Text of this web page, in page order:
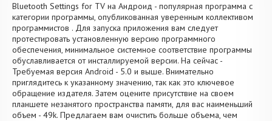
Bluetooth Settings for TV на Андроид - популярная программа с
категории программы, опубликованная уверенным коллективом
программистов . Для запуска приложения вам следует
протестировать установленную версию программного
обеспечения, минимальное системное соответствие программы
обуславливается от инсталлируемой версии. На сейчас -
Требуемая версия Android - 5.0 и выше. Внимательно
приглядитесь к указанному значению, так как это ключевое
обращение издателя. Затем оцените присутствие на своем
планшете незанятого пространства памяти, для вас наименьший
объем - 49k. Предлагаем вам очистить больше объема, чем